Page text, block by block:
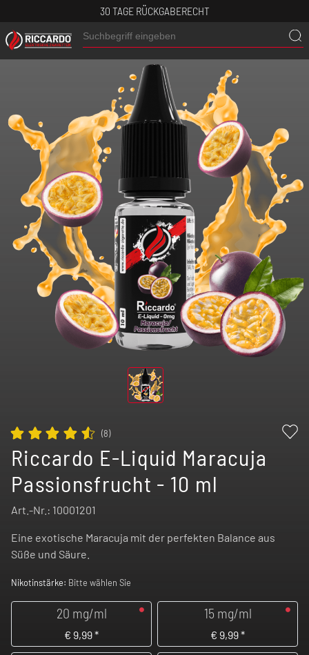
30 TAGE RÜCKGABERECHT
(8)
Riccardo E-Liquid Maracuja
Passionsfrucht - 10 ml
Art.-Nr.: 10001201
Eine exotische Maracuja mit der perfekten Balance aus
Süße und Säure.
Nikotinstärke: Bitte wählen Sie
20 mg/ml
€ 9,99*
15 mg/ml
€ 9,99*